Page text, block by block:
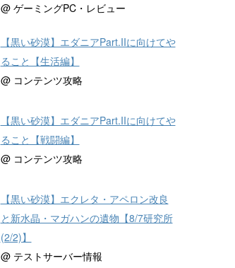
@ ゲーミングPC・レビュー
【黒い砂漠】エダニアPart.IIに向けてや
ること【生活編】
@ コンテンツ攻略
【黒い砂漠】エダニアPart.IIに向けてや
ること【戦闘編】
@ コンテンツ攻略
【黒い砂漠】エクレタ・アペロン改良
と新水晶・マガハンの遺物【8/7研究所
(2/2)】
@ テストサーバー情報